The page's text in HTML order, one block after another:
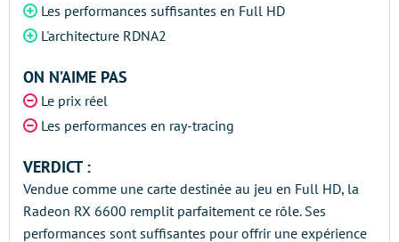
Les performances suffisantes en Full HD
L'architecture RDNA2
ON N’AIME PAS
Le prix réel
Les performances en ray-tracing
VERDICT :
Vendue comme une carte destinée au jeu en Full HD, la
Radeon RX 6600 remplit parfaitement ce rôle. Ses
performances sont suffisantes pour offrir une expérience